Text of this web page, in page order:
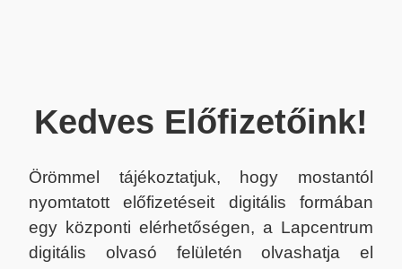
Kedves Előfizetőink!
Örömmel tájékoztatjuk, hogy mostantól
nyomtatott előfizetéseit digitális formában
egy központi elérhetőségen, a Lapcentrum
digitális olvasó felületén olvashatja el